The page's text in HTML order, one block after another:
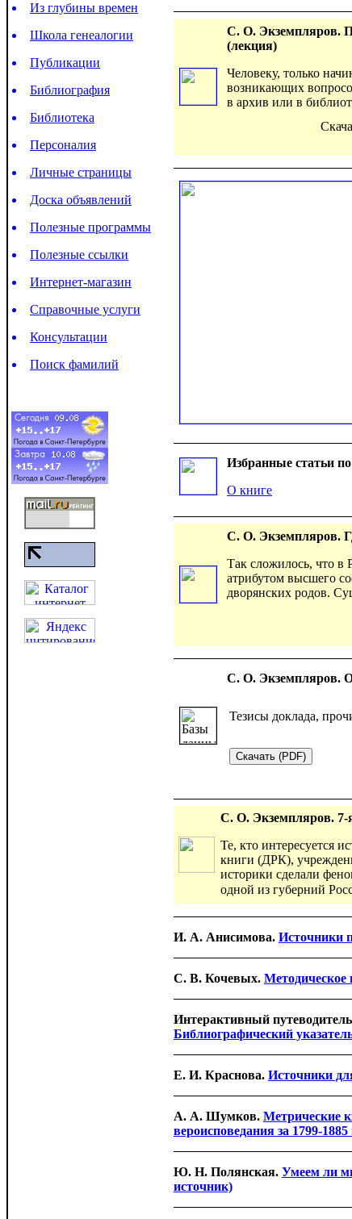
Из глубины времен
Школа генеалогии
Публикации
Библиография
Библиотека
Персоналия
Личные страницы
Доска объявлений
Полезные программы
Полезные ссылки
Интернет-магазин
Справочные услуги
Консультации
Поиск фамилий
С. О. Экземпляров.
(лекция)
Человеку, только
возникающих
в архив или в
Избранные статьи
О книге
С. О. Экземпляров.
Так сложилось, что в
атрибутом высшего
дворянских родов.
С. О. Экземпляров.
Тезисы доклада,
С. О. Экземпляров. 7-
Те, кто интересуется
книги (ДРК),
историки сделали
одной из губерний
И. А. Анисимова. Источники
С. В. Кочевых. Методическое
Интерактивный
Библиографический
Е. И. Краснова. Источники
А. А. Шумков. Метрические
вероисповедания за 1799-1885
Ю. Н. Полянская. Умеем ли
источник)